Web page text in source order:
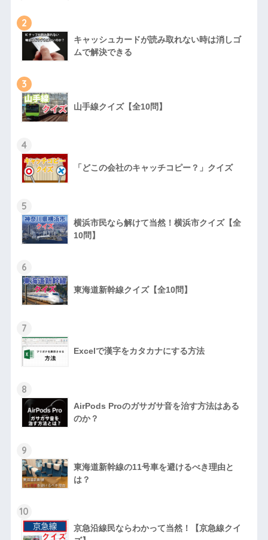
2
キャッシュカードが読み取れない時は消しゴ
ムで解決できる
3
山手線クイズ【全10問】
4
「どこの会社のキャッチコピー？」クイズ
5
横浜市民なら解けて当然！横浜市クイズ【全
10問】
6
東海道新幹線クイズ【全10問】
7
Excelで漢字をカタカナにする方法
8
AirPods Proのガサガサ音を治す方法はある
のか？
9
東海道新幹線の11号車を避けるべき理由と
は？
10
京急沿線民ならわかって当然！【京急線クイ